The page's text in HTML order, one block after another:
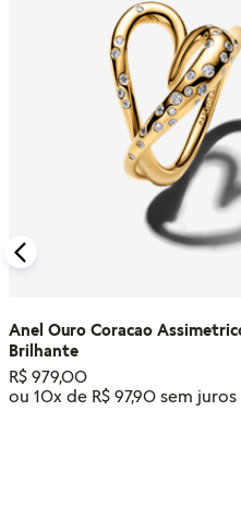
Anel Ouro Coracao
Brilhante
R$ 979,00
ou 10x de R$ 97,90